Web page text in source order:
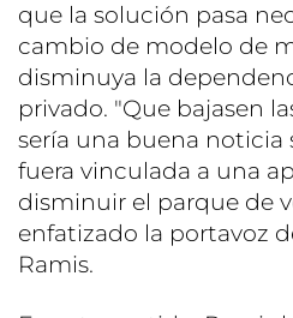
que la solución pasa
cambio de modelo de
disminuya la
privado. "Que bajasen
sería una buena noticia
fuera vinculada a una
disminuir el parque de
enfatizado la portavoz
Ramis.